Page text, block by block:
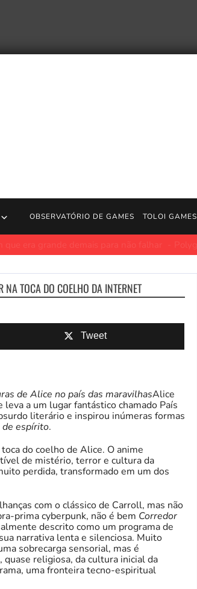
OBSERVATÓRIO DE GAMES TOLOI GAMES
TOCA DO COELHO DA INTERNET
Tweet
de Alice no país das maravilhasAlice
a um lugar fantástico chamado País
literário e inspirou inúmeras formas
espírito.
do coelho de Alice. O anime
de mistério, terror e cultura da
perdida, transformado em um dos
com o clássico de Carroll, mas não
prima cyberpunk, não é bem Corredor
descrito como um programa de
narrativa lenta e silenciosa. Muito
sobrecarga sensorial, mas é
religiosa, da cultura inicial da
uma fronteira tecno-espiritual